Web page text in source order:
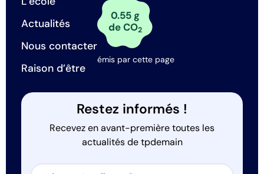
Actualités
Nous contacter
Raison d’être
0.55 g
de CO2
émis par cette page
Restez informés !
Recevez en avant-première toutes les
actualités de tpdemain